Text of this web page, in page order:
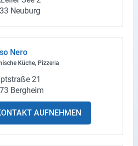
Neu­burg
Nero
Küche, Piz­ze­ria
21
Berg­heim
AUF­NEH­MEN